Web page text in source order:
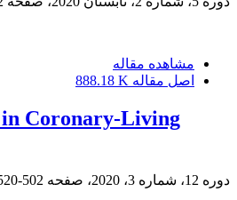
مشاهده مقاله
اصل مقاله 888.18 K
in Coronary-Living
دوره 12، شماره 3، 2020، صفحه 502-520